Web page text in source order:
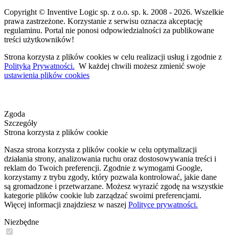
Copyright © Inventive Logic sp. z o.o. sp. k. 2008 - 2026. Wszelkie
prawa zastrzeżone. Korzystanie z serwisu oznacza akceptację
regulaminu. Portal nie ponosi odpowiedzialności za publikowane
treści użytkowników!
Strona korzysta z plików cookies w celu realizacji usług i zgodnie z
Polityką Prywatności. W każdej chwili możesz zmienić swoje
ustawienia plików cookies
Zgoda
Szczegóły
Strona korzysta z plików cookie
Nasza strona korzysta z plików cookie w celu optymalizacji
działania strony, analizowania ruchu oraz dostosowywania treści i
reklam do Twoich preferencji. Zgodnie z wymogami Google,
korzystamy z trybu zgody, który pozwala kontrolować, jakie dane
są gromadzone i przetwarzane. Możesz wyrazić zgodę na wszystkie
kategorie plików cookie lub zarządzać swoimi preferencjami.
Więcej informacji znajdziesz w naszej Polityce prywatności.
Niezbędne